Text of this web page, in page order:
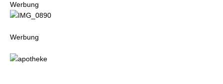
Werbung
Werbung